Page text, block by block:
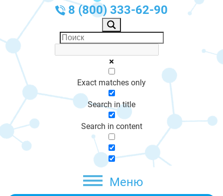
8 (800) 333-62-90
Exact matches only
Search in title
Search in content
Меню